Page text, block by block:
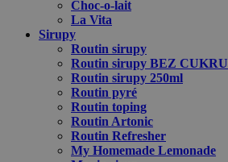
Choc-o-lait
La Vita
Sirupy
Routin sirupy
Routin sirupy BEZ CUKRU
Routin sirupy 250ml
Routin pyré
Routin toping
Routin Artonic
Routin Refresher
My Homemade Lemonade